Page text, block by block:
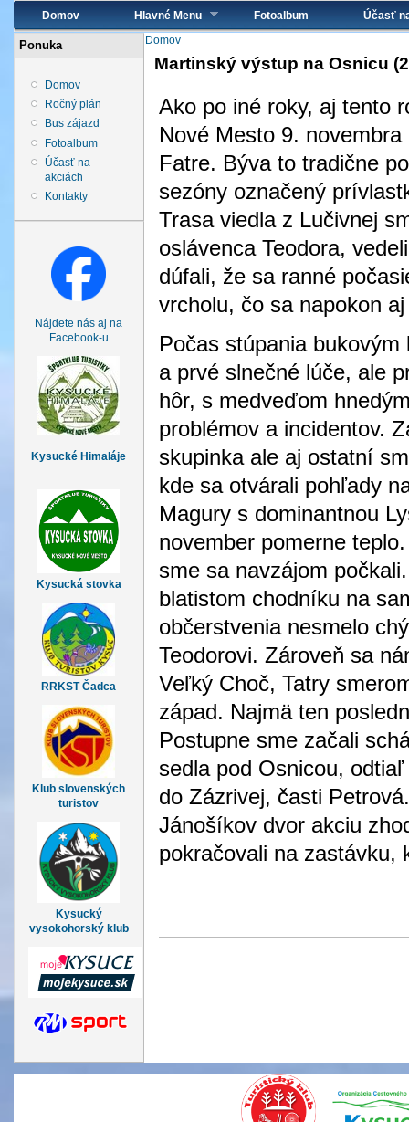
Hlavné menu
Domov Hlavné Menu Fotoalbum Účasť
Ponuka
Domov
Ročný plán
Bus zájazd
Fotoalbum
Účasť na
akciách
Kontakty
Nájdete nás aj na
Facebook-u
Kysucké Himaláje
Kysucká stovka
RRKST Čadca
Klub slovenských
turistov
Kysucký
vysokohorský klub
Nachádzate sa tu
Domov
Martinský výstup na Osnicu
Ako po iné roky, aj tento
Nové Mesto 9.
Fatre. Býva to tradične
sezóny označený
Trasa viedla z Lučivnej
oslávenca Teodora,
dúfali, že sa ranné
vrcholu, čo sa napokon
Počas stúpania
a prvé slnečné lúče, ale
hôr, s medveďom
problémov a incidentov.
skupinka ale aj ostatní
kde sa otvárali pohľady
Magury s dominantnou
november pomerne
sme sa navzájom
blatistom chodníku na
občerstvenia nesmelo
Teodorovi. Zároveň sa
Veľký Choč, Tatry
západ. Najmä ten
Postupne sme začali
sedla pod Osnicou,
do Zázrivej, časti
Jánošíkov dvor akciu
pokračovali na zastávku,